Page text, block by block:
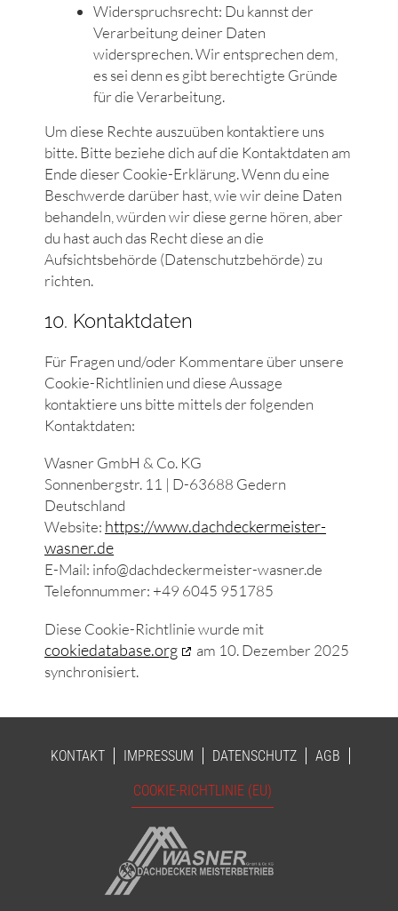
Widerspruchsrecht: Du kannst der
Verarbeitung deiner Daten
widersprechen. Wir entsprechen dem,
es sei denn es gibt berechtigte Gründe
für die Verarbeitung.
Um diese Rechte auszuüben kontaktiere uns
bitte. Bitte beziehe dich auf die Kontaktdaten am
Ende dieser Cookie-Erklärung. Wenn du eine
Beschwerde darüber hast, wie wir deine Daten
behandeln, würden wir diese gerne hören, aber
du hast auch das Recht diese an die
Aufsichtsbehörde (Datenschutzbehörde) zu
richten.
10. Kontaktdaten
Für Fragen und/oder Kommentare über unsere
Cookie-Richtlinien und diese Aussage
kontaktiere uns bitte mittels der folgenden
Kontaktdaten:
Wasner GmbH & Co. KG
Sonnenbergstr. 11 | D-63688 Gedern
Deutschland
Website: https://www.dachdeckermeister-
wasner.de
E-Mail: info@dachdeckermeister-wasner.de
Telefonnummer: +49 6045 951785
Diese Cookie-Richtlinie wurde mit
cookiedatabase.org
am 10. Dezember 2025
synchronisiert.
KONTAKT IMPRESSUM DATENSCHUTZ AGB
COOKIE-RICHTLINIE (EU)